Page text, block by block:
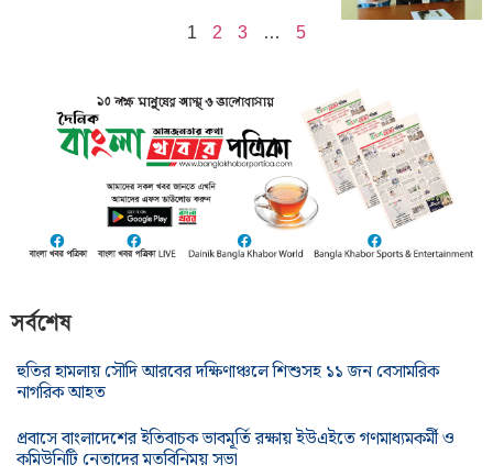
1 2 3 … 5
সর্বশেষ
হুতির হামলায় সৌদি আরবের দক্ষিণাঞ্চলে শিশুসহ ১১ জন বেসামরিক
নাগরিক আহত
প্রবাসে বাংলাদেশের ইতিবাচক ভাবমূর্তি রক্ষায় ইউএইতে গণমাধ্যমকর্মী ও
কমিউনিটি নেতাদের মতবিনিময় সভা